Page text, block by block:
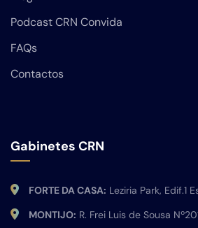
Podcast CRN Convida
FAQs
Contactos
Gabinetes CRN
FORTE DA CASA: Leziria Park, Edif.1
MONTIJO: R. Frei Luis de Sousa